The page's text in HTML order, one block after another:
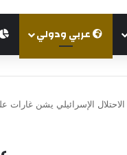
عربي ودولي
الإسرائيلي يشن غارات